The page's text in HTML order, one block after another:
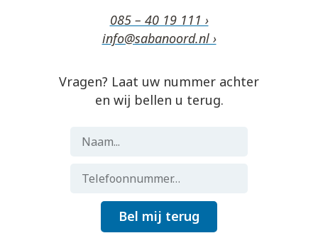
085 – 40 19 111 ›
info@sabanoord.nl ›
Vragen? Laat uw nummer achter
en wij bellen u terug.
Bel mij terug